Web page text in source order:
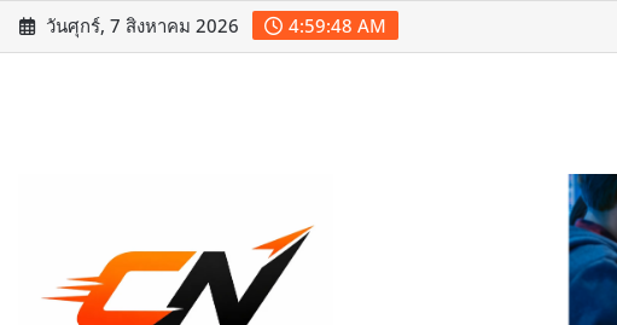
Skip
to
วันศุกร์, 7 สิงหาคม 2026 4:59:49 AM